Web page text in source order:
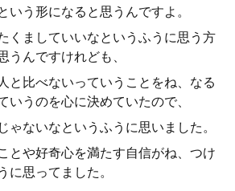
いう形になると思うんですよ。
くましていいなというふうに思う方
うんですけれども、
と比べないっていうことをね、なる
いうのを心に決めていたので、
ゃないなというふうに思いました。
とや好奇心を満たす自信がね、つけ
に思ってました。